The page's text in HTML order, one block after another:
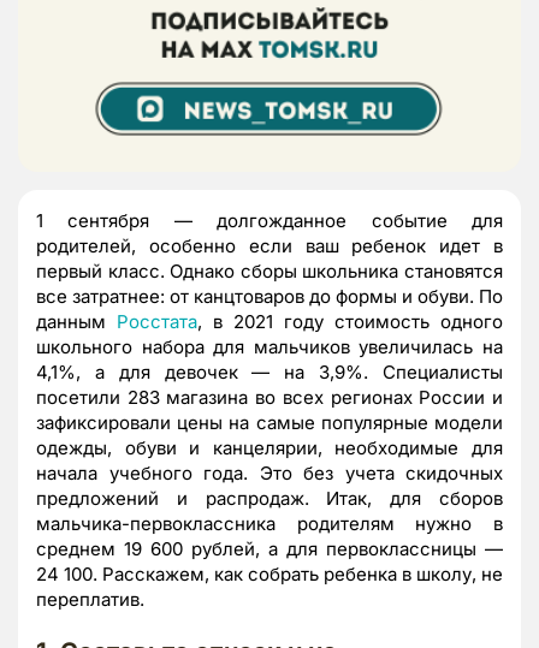
1 сентября — долгожданное событие для
родителей, особенно если ваш ребенок идет в
первый класс. Однако сборы школьника становятся
все затратнее: от канцтоваров до формы и обуви. По
данным Росстата, в 2021 году стоимость одного
школьного набора для мальчиков увеличилась на
4,1%, а для девочек — на 3,9%. Специалисты
посетили 283 магазина во всех регионах России и
зафиксировали цены на самые популярные модели
одежды, обуви и канцелярии, необходимые для
начала учебного года. Это без учета скидочных
предложений и распродаж. Итак, для сборов
мальчика-первоклассника родителям нужно в
среднем 19 600 рублей, а для первоклассницы —
24 100. Расскажем, как собрать ребенка в школу, не
переплатив.